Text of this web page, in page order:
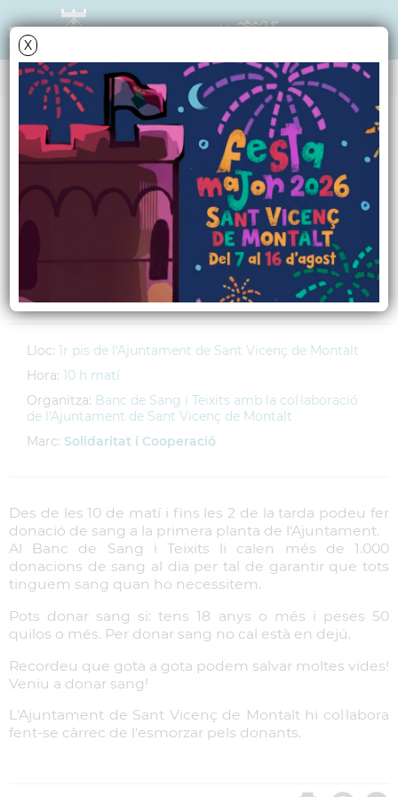
X
AGENDA
Diumenge11 novembre 2007
Veniu a donar sang,
gota a gota podem
salvar moltes vides
Lloc: 1r pis de l'Ajuntament de Sant Vicenç de Montalt
Hora: 10 h matí
Organitza: Banc de Sang i Teixits amb la col·laboració
de l'Ajuntament de Sant Vicenç de Montalt
Marc: Solidaritat i Cooperació
Des de les 10 de matí i fins les 2 de la tarda podeu fer
donació de sang a la primera planta de l'Ajuntament.
Al Banc de Sang i Teixits li calen més de 1.000
donacions de sang al dia per tal de garantir que tots
tinguem sang quan ho necessitem.
Pots donar sang si: tens 18 anys o més i peses 50
quilos o més. Per donar sang no cal està en dejú.
Recordeu que gota a gota podem salvar moltes vides!
Veniu a donar sang!
L'Ajuntament de Sant Vicenç de Montalt hi col·labora
fent-se càrrec de l'esmorzar pels donants.